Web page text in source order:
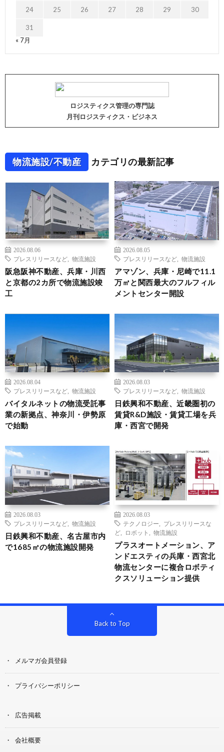
24 25 26 27 28 29 30
31
« 7月
ロジスティクス管理の専門誌
月刊ロジスティクス・ビジネス
物流施設/不動産 カテゴリの最新記事
2026.08.06
プレスリリースなど
物流施設
阪急阪神不動産、兵庫・川西
と京都の2カ所で物流施設竣
工
2026.08.05
プレスリリースなど
物流施設
アマゾン、兵庫・尼崎で11.1
万㎡と関西最大のフルフィル
メントセンター開設
2026.08.04
プレスリリースなど
物流施設
バイタルネットの物流受託事
業の新拠点、神奈川・伊勢原
で始動
2026.08.03
プレスリリースなど
物流施設
日鉄興和不動産、近畿圏初の
賃貸R&D施設・賃貸工場を兵
庫・西宮で開発
2026.08.03
プレスリリースなど
物流施設
日鉄興和不動産、名古屋市内
で1685㎡の物流施設開発
2026.08.03
テクノロジー
プレスリリースな
ど
ロボット 物流施設
プラスオートメーション、ア
ンドエスティの兵庫・西宮北
物流センターに複合ロボティ
クスソリューション提供
Back to Top
メルマガ会員登録
プライバシーポリシー
広告掲載
会社概要